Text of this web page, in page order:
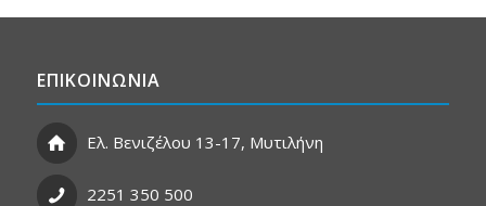
ΕΠΙΚΟΙΝΩΝΙΑ
Ελ. Βενιζέλου 13-17, Μυτιλήνη
2251 350 500